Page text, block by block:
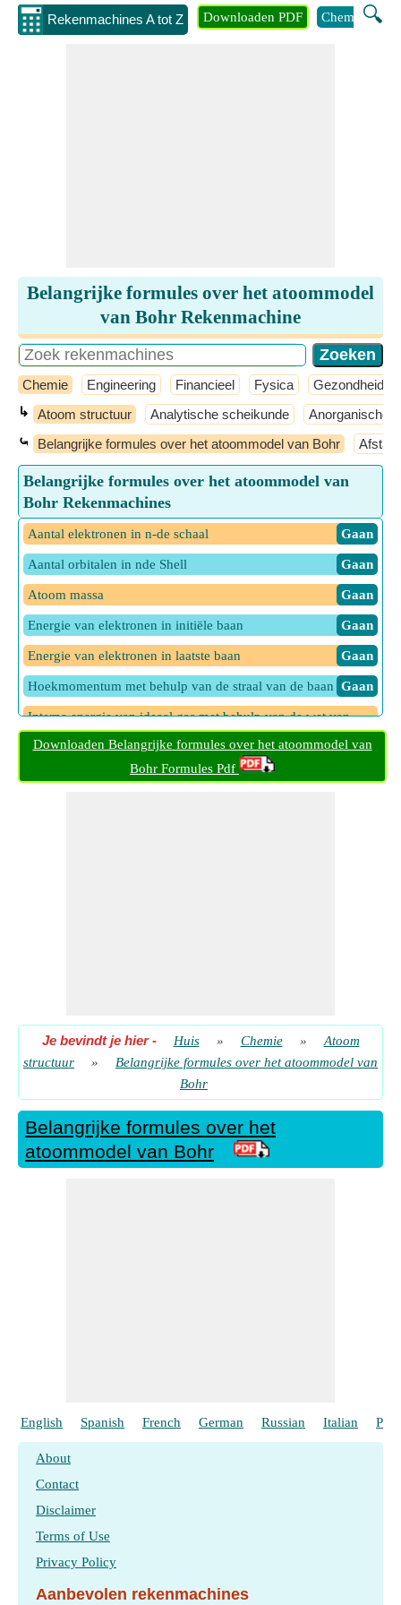
Rekenmachines A tot Z 🔍
Downloaden PDF Chemie
Belangrijke formules over het atoommodel
van Bohr Rekenmachine
Chemie Engineering Financieel Fysica Gezondheid
↳ Atoom structuur Analytische scheikunde Anorganische
⤿ Belangrijke formules over het atoommodel van Bohr
Belangrijke formules over het atoommodel van
Bohr Rekenmachines
Aantal elektronen in n-de schaal ​ Gaan
Aantal orbitalen in nde Shell ​ Gaan
Atoom massa ​ Gaan
Energie van elektronen in initiële baan ​ Gaan
Energie van elektronen in laatste baan ​ Gaan
Hoekmomentum met behulp van de straal van de baan ​ Gaan
Interne energie van ideaal gas met behulp van de wet van
equipartitie-energie
​ Gaan
Orbitale frequentie van elektronen
Downloaden Belangrijke formules over het atoommodel van
Bohr Formules Pdf
Je bevindt je hier- Huis » Chemie »
Atoom
structuur
»
Belangrijke formules over het atoommodel van
Bohr
Belangrijke formules over het
atoommodel van Bohr
English Spanish French German Russian Italian
About
Contact
Disclaimer
Terms of Use
Privacy Policy
Aanbevolen rekenmachines